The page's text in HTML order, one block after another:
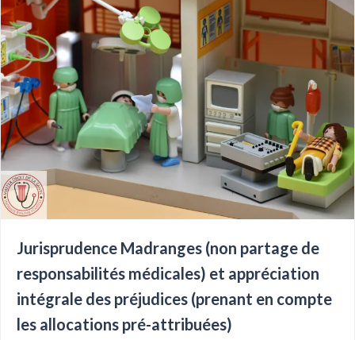
Jurisprudence Madranges (non partage de
responsabilités médicales) et appréciation
intégrale des préjudices (prenant en compte
les allocations pré-attribuées)